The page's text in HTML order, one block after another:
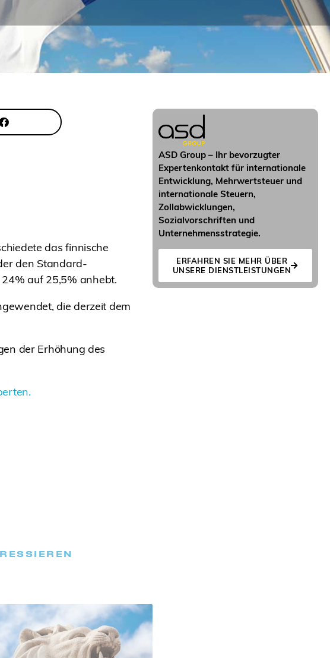
das finnische
den Standard-
auf 25,5% anhebt.
die derzeit dem
der Erhöhung des
ASD Group – Ihr bevorzugter
Expertenkontakt für internationale
Entwicklung, Mehrwertsteuer und
internationale Steuern,
Zollabwicklungen,
Sozialvorschriften und
Unternehmensstrategie.
ERFAHREN SIE MEHR ÜBER
UNSERE DIENSTLEISTUNGEN